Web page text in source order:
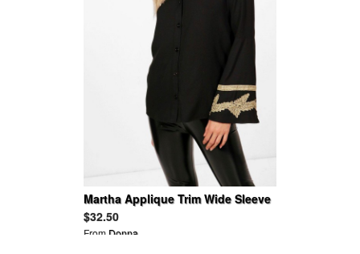
Martha Applique Trim Wide Sleeve
Folk Shirt
$32.50
From Donna